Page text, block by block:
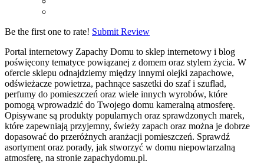
Be the first one to rate! Submit Review
Portal internetowy Zapachy Domu to sklep internetowy i blog
poświęcony tematyce powiązanej z domem oraz stylem życia. W
ofercie sklepu odnajdziemy między innymi olejki zapachowe,
odświeżacze powietrza, pachnące saszetki do szaf i szuflad,
perfumy do pomieszczeń oraz wiele innych wyrobów, które
pomogą wprowadzić do Twojego domu kameralną atmosferę.
Opisywane są produkty popularnych oraz sprawdzonych marek,
które zapewniają przyjemny, świeży zapach oraz można je dobrze
dopasować do przeróżnych aranżacji pomieszczeń. Sprawdź
asortyment oraz porady, jak stworzyć w domu niepowtarzalną
atmosferę, na stronie zapachydomu.pl.